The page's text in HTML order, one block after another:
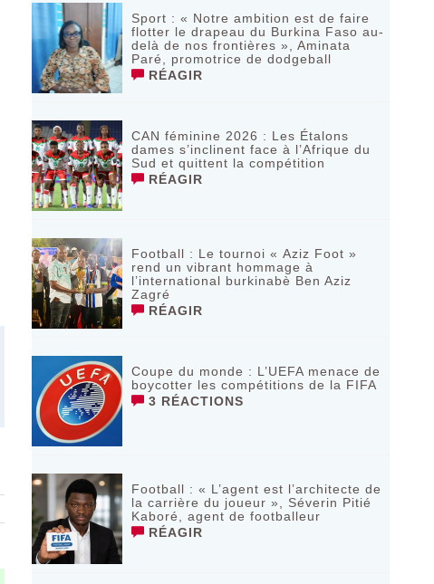
Sport : « Notre ambition est de faire
flotter le drapeau du Burkina Faso au-
delà de nos frontières », Aminata
Paré, promotrice de dodgeball
RÉAGIR
CAN féminine 2026 : Les Étalons
dames s’inclinent face à l’Afrique du
Sud et quittent la compétition
RÉAGIR
Football : Le tournoi « Aziz Foot »
rend un vibrant hommage à
l’international burkinabè Ben Aziz
Zagré
RÉAGIR
Coupe du monde : L’UEFA menace de
boycotter les compétitions de la FIFA
3 RÉACTIONS
Football : « L’agent est l’architecte de
la carrière du joueur », Séverin Pitié
Kaboré, agent de footballeur
RÉAGIR